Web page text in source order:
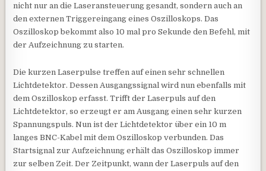
nicht nur an die Laseransteuerung gesandt, sondern auch an
den externen Triggereingang eines Oszilloskops. Das
Oszilloskop bekommt also 10 mal pro Sekunde den Befehl, mit
der Aufzeichnung zu starten.
Die kurzen Laserpulse treffen auf einen sehr schnellen
Lichtdetektor. Dessen Ausgangssignal wird nun ebenfalls mit
dem Oszilloskop erfasst. Trifft der Laserpuls auf den
Lichtdetektor, so erzeugt er am Ausgang einen sehr kurzen
Spannungspuls. Nun ist der Lichtdetektor über ein 10 m
langes BNC-Kabel mit dem Oszilloskop verbunden. Das
Startsignal zur Aufzeichnung erhält das Oszilloskop immer
zur selben Zeit. Der Zeitpunkt, wann der Laserpuls auf den